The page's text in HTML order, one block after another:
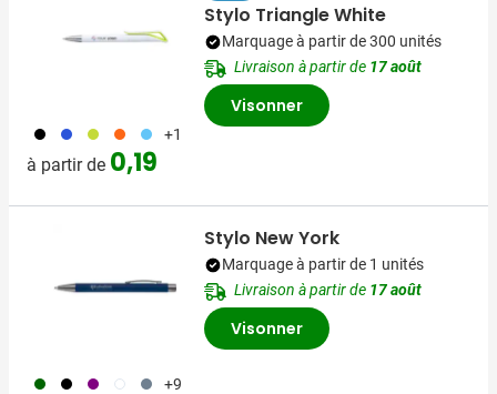
001 005 029 007 018 +1
à partir de 0,19
Stylo Triangle White
Marquage à partir de 300 unités
Livraison à partir de 17 août
Visonner
060 001 024 002 003 +9
Stylo New York
Marquage à partir de 1 unités
Livraison à partir de 17 août
Visonner